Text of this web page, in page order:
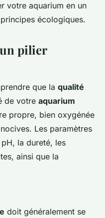
votre aquarium en un
écologiques.
pilier
que la qualité
de votre aquarium
propre, bien oxygénée
Les paramètres
la dureté, les
ainsi que la
doit généralement se